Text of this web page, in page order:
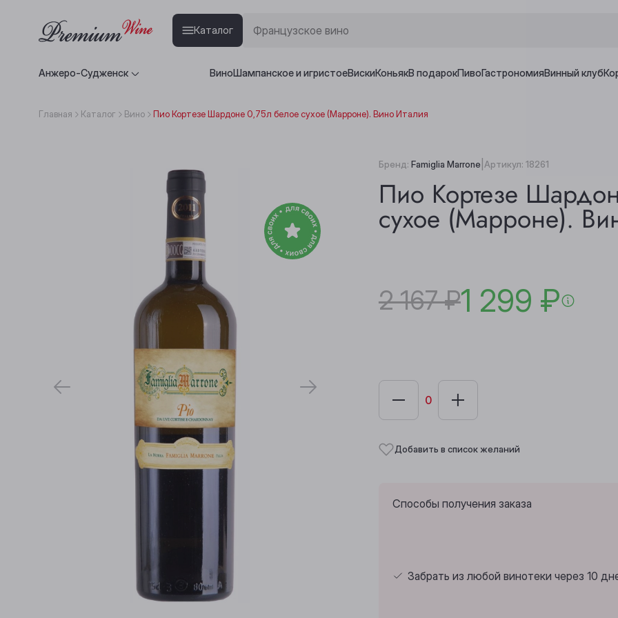
Каталог
Анжеро-Судженск ВиноШампанское и игристоеВискиКоньякВ подарокПивоГастрономияВинный клуб
Главная Каталог Вино Пио Кортезе Шардоне 0,75л белое сухое (Марроне). Вино Италия
Бренд: Famiglia Marrone| Артикул: 18261
Пио Кортезе
сухое (Марроне).
2 167 ₽1 299 ₽
Добавить в список желаний
Способы получения заказа
Забрать из любой винотеки через 10